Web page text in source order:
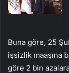
Buna göre, 25
işsizlik maaşına
göre 2 bin